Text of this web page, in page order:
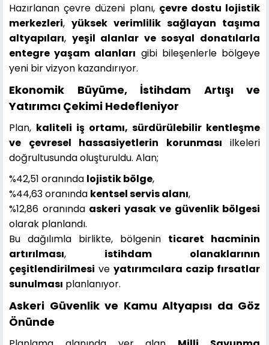
Hazırlanan çevre düzeni planı, çevre dostu lojistik
merkezleri, yüksek verimlilik sağlayan taşıma
altyapıları, yeşil alanlar ve sosyal donatılarla
entegre yaşam alanları gibi bileşenlerle bölgeye
yeni bir vizyon kazandırıyor.
Ekonomik Büyüme, İstihdam Artışı ve
Yatırımcı Çekimi Hedefleniyor
Plan, kaliteli iş ortamı, sürdürülebilir kentleşme
ve çevresel hassasiyetlerin korunması ilkeleri
doğrultusunda oluşturuldu. Alan;
%42,51 oranında lojistik bölge,
%44,63 oranında kentsel servis alanı,
%12,86 oranında askeri yasak ve güvenlik bölgesi
olarak planlandı.
Bu dağılımla birlikte, bölgenin ticaret hacminin
artırılması, istihdam olanaklarının
çeşitlendirilmesi ve yatırımcılara cazip fırsatlar
sunulması planlanıyor.
Askeri Güvenlik ve Kamu Altyapısı da Göz
Önünde